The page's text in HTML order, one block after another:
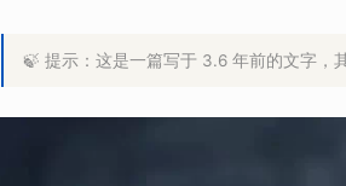
🍃 提示：这是一篇写于 3.6 年前的文字，